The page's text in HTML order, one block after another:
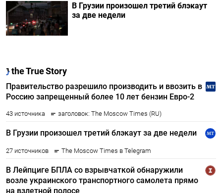
В Грузии произошел третий блэкаут
за две недели